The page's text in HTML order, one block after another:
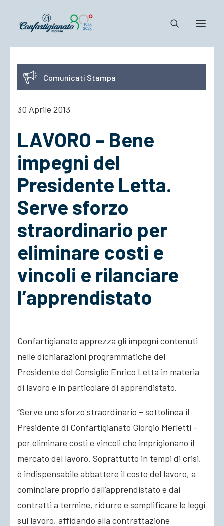
Notizie e Documenti
Confartigianato
Cosa Facciamo
ACCEDI
Comunicati Stampa
30 Aprile 2013
LAVORO – Bene
impegni del
Presidente Letta.
Serve sforzo
straordinario per
eliminare costi e
vincoli e rilanciare
l’apprendistato
Confartigianato apprezza gli impegni contenuti
nelle dichiarazioni programmatiche del
Presidente del Consiglio Enrico Letta in materia
di lavoro e in particolare di apprendistato.
“Serve uno sforzo straordinario – sottolinea il
Presidente di Confartigianato Giorgio Merletti –
per eliminare costi e vincoli che imprigionano il
mercato del lavoro. Soprattutto in tempi di crisi,
è indispensabile abbattere il costo del lavoro, a
cominciare proprio dall’apprendistato e dai
contratti a termine, ridurre e semplificare le leggi
sul lavoro, affidando alla contrattazione